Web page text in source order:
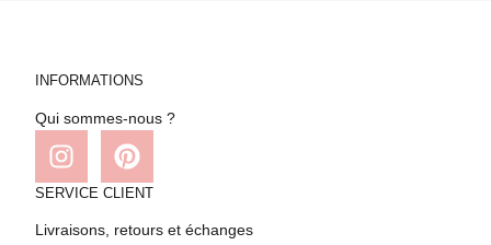
INFORMATIONS
Qui sommes-nous ?
SERVICE CLIENT
Livraisons, retours et échanges